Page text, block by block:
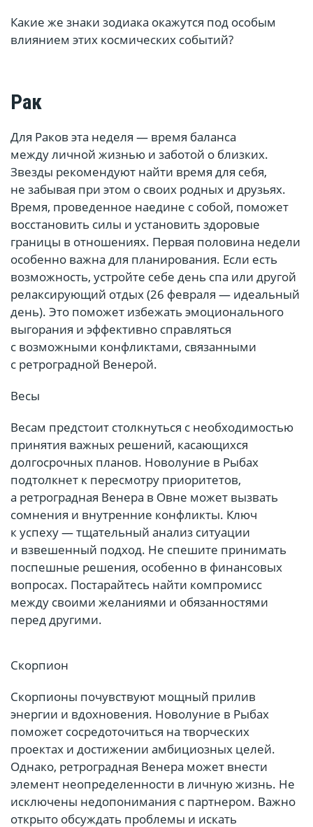
Какие же знаки зодиака окажутся под особым
влиянием этих космических событий?
Рак
Для Раков эта неделя — время баланса
между личной жизнью и заботой о близких.
Звезды рекомендуют найти время для себя,
не забывая при этом о своих родных и друзьях.
Время, проведенное наедине с собой, поможет
восстановить силы и установить здоровые
границы в отношениях. Первая половина недели
особенно важна для планирования. Если есть
возможность, устройте себе день спа или другой
релаксирующий отдых (26 февраля — идеальный
день). Это поможет избежать эмоционального
выгорания и эффективно справляться
с возможными конфликтами, связанными
с ретроградной Венерой.
Весы
Весам предстоит столкнуться с необходимостью
принятия важных решений, касающихся
долгосрочных планов. Новолуние в Рыбах
подтолкнет к пересмотру приоритетов,
а ретроградная Венера в Овне может вызвать
сомнения и внутренние конфликты. Ключ
к успеху — тщательный анализ ситуации
и взвешенный подход. Не спешите принимать
поспешные решения, особенно в финансовых
вопросах. Постарайтесь найти компромисс
между своими желаниями и обязанностями
перед другими.
Скорпион
Скорпионы почувствуют мощный прилив
энергии и вдохновения. Новолуние в Рыбах
поможет сосредоточиться на творческих
проектах и достижении амбициозных целей.
Однако, ретроградная Венера может внести
элемент неопределенности в личную жизнь. Не
исключены недопонимания с партнером. Важно
открыто обсуждать проблемы и искать